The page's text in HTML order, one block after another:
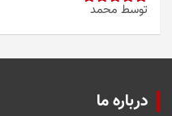
امتیاز5از
توسط محمد
درباره ما